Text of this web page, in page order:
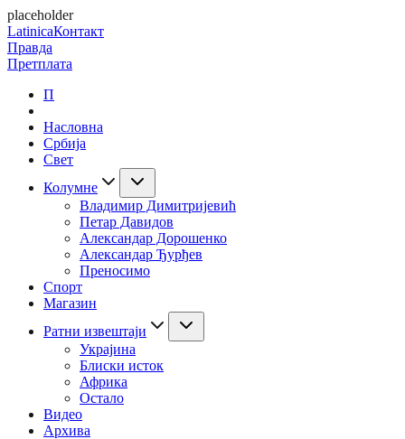
placeholder
LatinicaКонтакт
Правда
Претплата
П
Насловна
Србија
Свет
Колумне
Владимир Димитријевић
Петар Давидов
Александар Дорошенко
Александар Ђурђев
Преносимо
Спорт
Магазин
Ратни извештаји
Украјина
Блиски исток
Африка
Остало
Видео
Архива